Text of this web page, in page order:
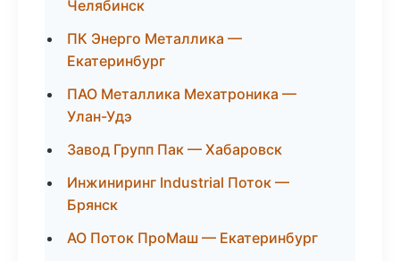
Челябинск
ПК Энерго Металлика —
Екатеринбург
ПАО Металлика Мехатроника —
Улан-Удэ
Завод Групп Пак — Хабаровск
Инжиниринг Industrial Поток —
Брянск
АО Поток ПроМаш — Екатеринбург